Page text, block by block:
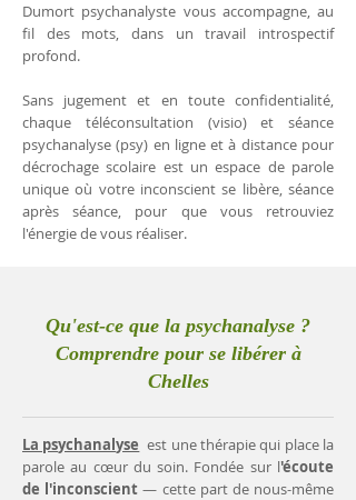
Dumort psychanalyste vous accompagne, au
fil des mots, dans un travail introspectif
profond.
Sans jugement et en toute confidentialité,
chaque téléconsultation (visio) et séance
psychanalyse (psy) en ligne et à distance pour
décrochage scolaire est un espace de parole
unique où votre inconscient se libère, séance
après séance, pour que vous retrouviez
l'énergie de vous réaliser.
Qu'est-ce que la psychanalyse ?
Comprendre pour se libérer à
Chelles
La psychanalyse est une thérapie qui place la
parole au cœur du soin. Fondée sur l'écoute
de l'inconscient— cette part de nous-même